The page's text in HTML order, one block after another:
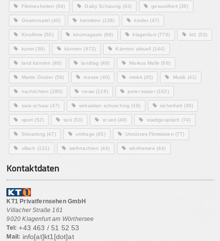
Filmneuheiten (64) Gaby Schaunig (43) gesundheit(36)
Gewinnspiel (40) heimkino (138) kinder (47)
Kinofilme (50) kinomagazin (69) klagenfurt(776) kt1 (53)
kunst (38) kärnten (672) Kärnten aktuell (144)
land kärnten (46) landtag (49) Markus Malle (68)
Martin Gruber (58) messe (40) mmkk(45) Musik (41)
nachrichten (280) news(126) peter kaiser(162)
sara schaar (47) sebastian schuschnig (38) sicherheit (36)
sport (52) spö (53) st.veit(49) stadtgespräch (74)
Streaming (47) umfrage (45) Unnützes Filmwissen (77)
villach (131) weihnachten (44) wörthersee (44)
Kontaktdaten
KT1 Privatfernsehen GmbH
Villacher Straße 161
9020 Klagenfurt am Wörthersee
Tel: +43 463 / 51 52 53
Mail: info[at]kt1[dot]at